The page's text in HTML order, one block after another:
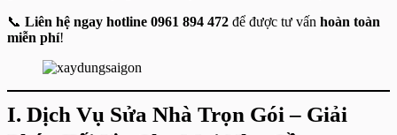
📞 Liên hệ ngay hotline 0961 894 472 để được tư vấn hoàn toàn
miễn phí!
I. Dịch Vụ Sửa Nhà Trọn Gói – Giải